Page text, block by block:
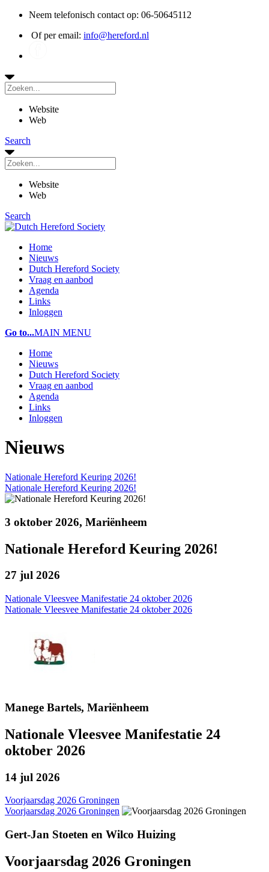
Neem telefonisch contact op: 06-50645112
Of per email: info@hereford.nl
Website
Web
Search
Website
Web
Search
Home
Nieuws
Dutch Hereford Society
Vraag en aanbod
Agenda
Links
Inloggen
Go to...MAIN MENU
Home
Nieuws
Dutch Hereford Society
Vraag en aanbod
Agenda
Links
Inloggen
Nieuws
Nationale Hereford Keuring 2026!
Nationale Hereford Keuring 2026!
3 oktober 2026, Mariënheem
Nationale Hereford Keuring 2026!
27 jul 2026
Nationale Vleesvee Manifestatie 24 oktober 2026
Nationale Vleesvee Manifestatie 24 oktober 2026
Manege Bartels, Mariënheem
Nationale Vleesvee Manifestatie 24
oktober 2026
14 jul 2026
Voorjaarsdag 2026 Groningen
Voorjaarsdag 2026 Groningen
Gert-Jan Stoeten en Wilco Huizing
Voorjaarsdag 2026 Groningen